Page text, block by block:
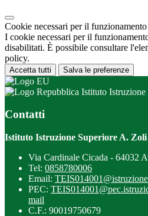
Cookie necessari per il funzionamento
I cookie necessari per il
disabilitati. È possibile consultare
policy.
Accetta tutti Salva le preferenze
Istituto
Contatti
Istituto Istruzione Superiore A. Zoli
Via Cardinale Cicada - 64032
Tel: 0858780006
Email:
PEC:
mail
C.F.: 90019750679